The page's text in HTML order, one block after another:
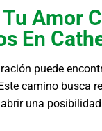
Amor
En
puede
camino busca
una